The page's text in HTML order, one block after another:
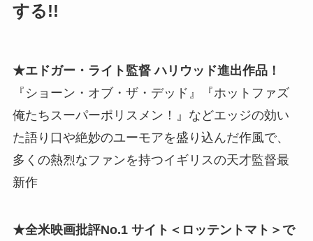
する!!
★エドガー・ライト監督 ハリウッド進出作品！
『ショーン・オブ・ザ・デッド』『ホットファズ
俺たちスーパーポリスメン！』などエッジの効い
た語り口や絶妙のユーモアを盛り込んだ作風で、
多くの熱烈なファンを持つイギリスの天才監督最
新作
★全米映画批評No.1 サイト＜ロッテントマト＞で